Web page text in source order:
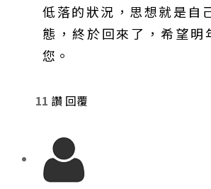
低落的狀況，思想就是自
態，終於回來了，希望明
您。
11 讚 回覆